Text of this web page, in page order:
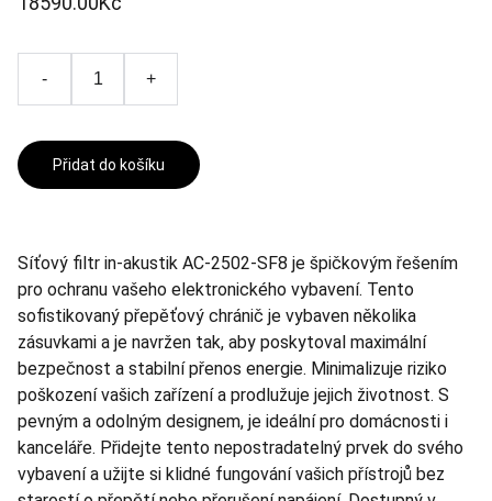
- +
Přidat do košíku
Síťový filtr in-akustik AC-2502-SF8 je špičkovým řešením
pro ochranu vašeho elektronického vybavení. Tento
sofistikovaný přepěťový chránič je vybaven několika
zásuvkami a je navržen tak, aby poskytoval maximální
bezpečnost a stabilní přenos energie. Minimalizuje riziko
poškození vašich zařízení a prodlužuje jejich životnost. S
pevným a odolným designem, je ideální pro domácnosti i
kanceláře. Přidejte tento nepostradatelný prvek do svého
vybavení a užijte si klidné fungování vašich přístrojů bez